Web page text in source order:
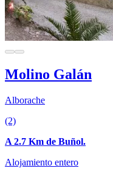
Molino Galán
Alborache
(2)
A 2.7 Km de Buñol.
Alojamiento entero